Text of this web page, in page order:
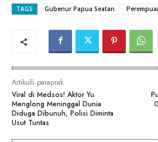
TAGS Gubenur Papua Seatan
Artikulli paraprak
Viral di Medsos! Aktor Yu
Menglong Meninggal Dunia
Diduga Dibunuh, Polisi Diminta
Usut Tuntas